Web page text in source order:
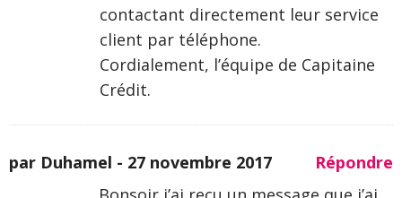
contactant directement leur service
client par téléphone.
Cordialement, l’équipe de Capitaine
Crédit.
par Duhamel - 27 novembre 2017
Répondre